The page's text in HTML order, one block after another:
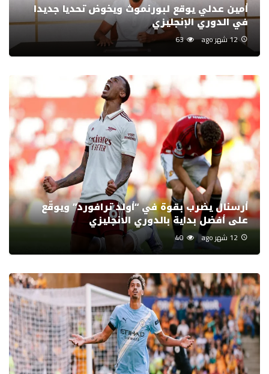
أمين عدلي يوقع لبورنموث ويخوض تحديا جديدا
في الدوري الإنجليزي
12 شهر ago 63
أرسنال يضرب بقوة في “أولد ترافورد” ويوقّع
على أفضل بداية بالدوري الانجليزي
12 شهر ago 40